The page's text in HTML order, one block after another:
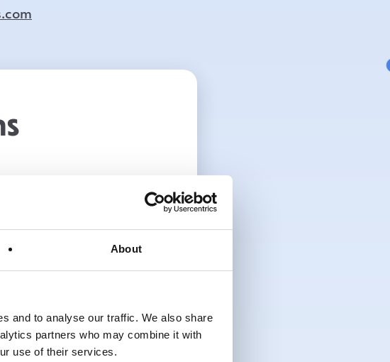
About
and to analyse our traffic. We also share
partners who may combine it with
use of their services.